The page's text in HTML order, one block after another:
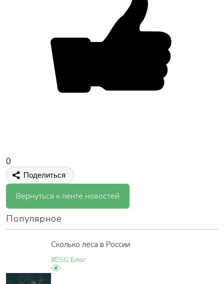
0
Поделиться
Вернуться к ленте новостей
Популярное
Сколько леса в России
#ESG Блог